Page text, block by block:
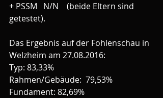
+ PSSM   N/N    (beide Eltern sind
getestet).
Das Ergebnis auf der Fohlenschau in
Welzheim am 27.08.2016:
Typ: 83,33%
Rahmen/Gebäude:  79,53%
Fundament: 82,69%